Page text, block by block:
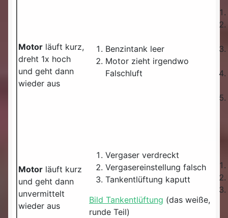
Motor läuft kurz,
dreht 1x hoch
und geht dann
wieder aus
Benzintank leer
Motor zieht irgendwo
Falschluft
Motor läuft kurz
und geht dann
unvermittelt
wieder aus
Vergaser verdreckt
Vergasereinstellung falsch
Tankentlüftung kaputt
Bild Tankentlüftung (das weiße,
runde Teil)